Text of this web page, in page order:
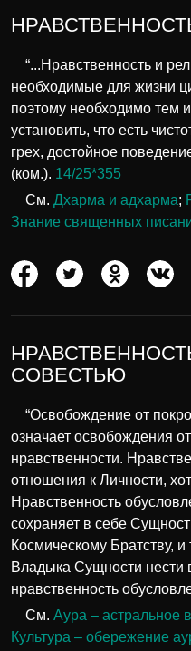
“...Нравственность и
необходимые для жизни
поэтому необходимо тем
установить, что есть
грех, достойное
(ком.). 14/25*355
См. Дхарма и адхарма;
Знание священных
СОВЕСТЬЮ
“Освобождение от
означает освобождения
нравственности.
отношения к Личности,
Нравственность
сохраняет в себе
Космическому Братству,
Владыка Сущности нести
нравственность
См. Аура – астральное
Культура – обережение